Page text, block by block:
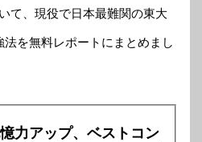
て、現役で日本最難関の東大
を無料レポートにまとめまし
力アップ、ベストコン